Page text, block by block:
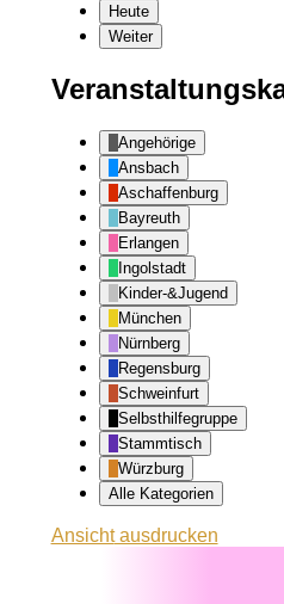
Heute
Weiter
Angehörige
Ansbach
Aschaffenburg
Bayreuth
Erlangen
Ingolstadt
Kinder-&Jugend
München
Nürnberg
Regensburg
Schweinfurt
Selbsthilfegruppe
Stammtisch
Würzburg
Alle Kategorien
Ansichtausdrucken